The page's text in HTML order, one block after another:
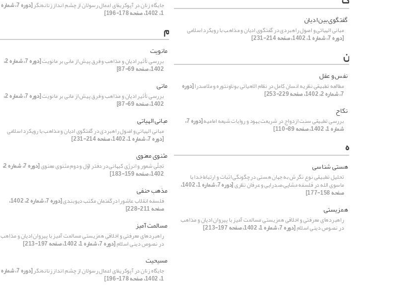
جایگاه زنان در آپوکریفای اعمال رسولان از چشم انداز زنانه‌نگر [دوره 7، شماره
1، 1402، صفحه 178-196] گفتگوی بین ادیان
مبانی الهیاتی و اصول راهبردی در گفتگوی ادیان و مذاهب با رویکرد اسلامی
[دوره 7، شماره 1، 1402، صفحه 214-231] م
مانویت
بررسی تأثیر ادیان و مذاهب و فرق پیش از مانی بر مانویت [دوره 7، شماره 2،
1402، صفحه 69-87]
مانی
بررسی تأثیر ادیان و مذاهب و فرق پیش از مانی بر مانویت [دوره 7، شماره 2،
1402، صفحه 69-87]
مبانی الهیاتی
مبانی الهیاتی و اصول راهبردی در گفتگوی ادیان و مذاهب با رویکرد اسلامی
[دوره 7، شماره 1، 1402، صفحه 214-231]
مثنوی معنوی
تجلّی شعور و انرژی کیهانی در دفتر اوّل و دوم مثنوی معنوی [دوره 7، شماره 2،
1402، صفحه 159-183]
مذهب حنفی
فلسفه انقلاب عاشورا درگفتمان مکتب دیوبندی [دوره 7، شماره 2، 1402،
صفحه 211-228]
مسالمت آمیز
راهبردهای معرفتی و اخلاقی همزیستی مسالمت آمیز با پیروان ادیان و مذاهب
در نصوص دینی اسلام[دوره 7، شماره 1، 1402، صفحه 197-213]
مسیحیت
جایگاه زنان در آپوکریفای اعمال رسولان از چشم انداز زنانه‌نگر [دوره 7، شماره
1، 1402، صفحه 178-196]
ن
نفس و عقل
مطالعه تطبیقی نظریه انسان کامل در نظام الاهیاتی بوناونتوره و ملاصدرا[دوره
7، شماره 2، 1402، صفحه 229-253]
نکاح
بررسی تطبیقی سنت ازدواج در شریعت یهود و روایات شیعه امامیه [دوره 7،
شماره 1، 1402، صفحه 89-110]
ه
هستی شناسی
تحلیل تطبیقی نوع نگرش به جهان هستی در چگونگی اثبات و ارتباط خدا با
ماسوی الله در فلسفه مشایی،صدرایی و عرفان نظری [دوره 7، شماره 1، 1402،
صفحه 158-177]
همزیستی
راهبردهای معرفتی و اخلاقی همزیستی مسالمت آمیز با پیروان ادیان و مذاهب
در نصوص دینی اسلام[دوره 7، شماره 1، 1402، صفحه 197-213]